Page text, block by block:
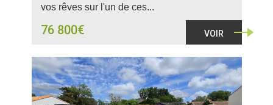
vos rêves sur l'un de ces...
76 800€ VOIR